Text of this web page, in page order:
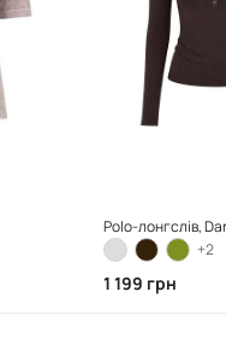
Polo-лонгслів,
+2
1 199 грн